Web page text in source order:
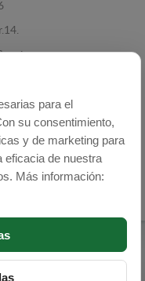
para el
su consentimiento,
y de marketing para
eficacia de nuestra
Más información: